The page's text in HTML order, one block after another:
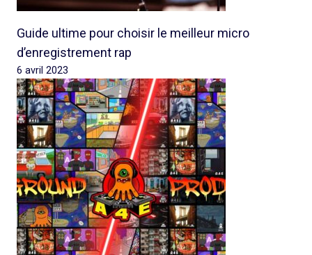
Guide ultime pour choisir le meilleur micro
d’enregistrement rap
6 avril 2023